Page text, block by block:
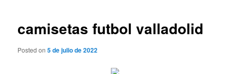
camisetas futbol valladolid
Posted on5 de julio de 2022